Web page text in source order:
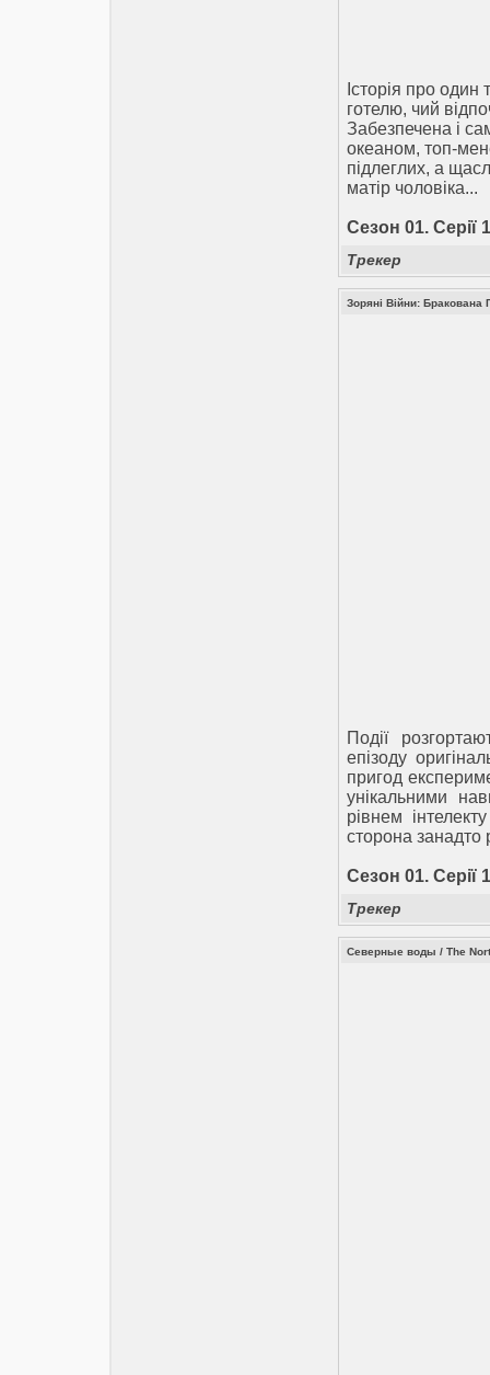
Історія про один
готелю, чий
Забезпечена і
океаном, топ-
підлеглих, а
матір чоловіка...
Сезон 01. Серії
Трекер
Зоряні Війни: Бракована
Події
епізоду
пригод
унікальними
рівнем
сторона занадто
Сезон 01. Серії
Трекер
Северные воды / The